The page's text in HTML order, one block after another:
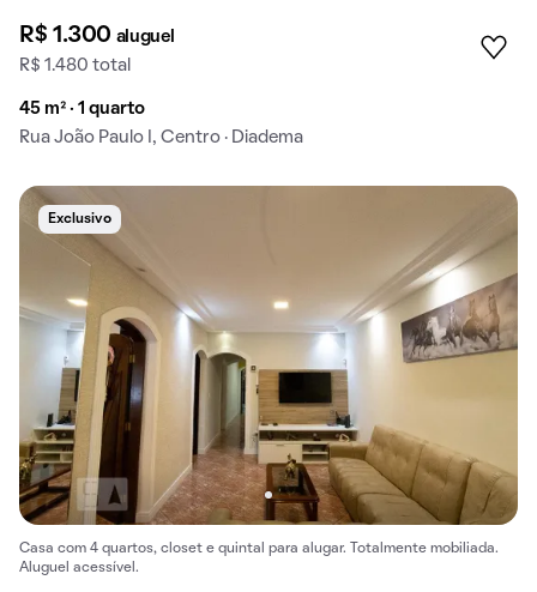
R$ 1.300 aluguel
R$ 1.480 total
45 m² · 1 quarto
Rua João Paulo I, Centro · Diadema
Exclusivo
Casa com 4 quartos, closet e quintal para alugar. Totalmente mobiliada.
Aluguel acessível.